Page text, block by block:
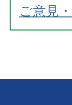
ご意見